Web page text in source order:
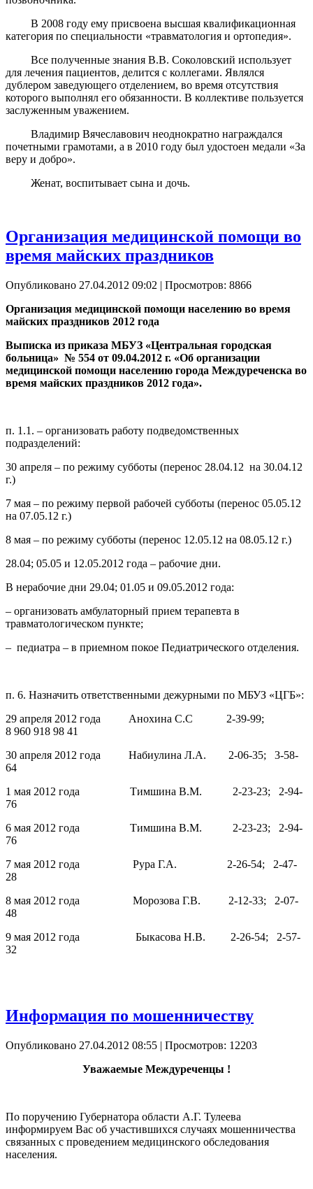
В 2008 году ему присвоена высшая квалификационная
категория по специальности «травматология и ортопедия».
Все полученные знания В.В. Соколовский использует
для лечения пациентов, делится с коллегами. Являлся
дублером заведующего отделением, во время отсутствия
которого выполнял его обязанности. В коллективе пользуется
заслуженным уважением.
Владимир Вячеславович неоднократно награждался
почетными грамотами, а в 2010 году был удостоен медали «За
веру и добро».
Женат, воспитывает сына и дочь.
Организация медицинской помощи во
время майских праздников
Опубликовано 27.04.2012 09:02 | Просмотров: 8866
Организация медицинской помощи населению во время
майских праздников 2012 года
Выписка из приказа МБУЗ «Центральная городская
больница» № 554 от 09.04.2012 г. «Об организации
медицинской помощи населению города Междуреченска во
время майских праздников 2012 года».
п. 1.1. – организовать работу подведомственных
подразделений:
30 апреля – по режиму субботы (перенос 28.04.12 на 30.04.12
г.)
7 мая – по режиму первой рабочей субботы (перенос 05.05.12
на 07.05.12 г.)
8 мая – по режиму субботы (перенос 12.05.12 на 08.05.12 г.)
28.04; 05.05 и 12.05.2012 года – рабочие дни.
В нерабочие дни 29.04; 01.05 и 09.05.2012 года:
– организовать амбулаторный прием терапевта в
травматологическом пункте;
– педиатра – в приемном покое Педиатрического отделения.
п. 6. Назначить ответственными дежурными по МБУЗ «ЦГБ»:
29 апреля 2012 года Анохина С.С 2-39-99;
8 960 918 98 41
30 апреля 2012 года Набиулина Л.А. 2-06-35; 3-58-
64
1 мая 2012 года Тимшина В.М. 2-23-23; 2-94-
76
6 мая 2012 года Тимшина В.М. 2-23-23; 2-94-
76
7 мая 2012 года Рура Г.А. 2-26-54; 2-47-
28
8 мая 2012 года Морозова Г.В. 2-12-33; 2-07-
48
9 мая 2012 года Быкасова Н.В. 2-26-54; 2-57-
32
Информация по мошенничеству
Опубликовано 27.04.2012 08:55 | Просмотров: 12203
Уважаемые Междуреченцы !
По поручению Губернатора области А.Г. Тулеева
информируем Вас об участившихся случаях мошенничества
связанных с проведением медицинского обследования
населения.